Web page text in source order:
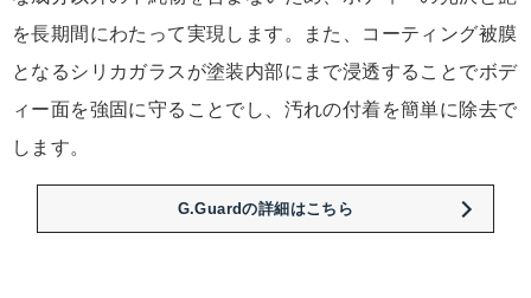
を長期間にわたって実現します。また、コーティング被膜
となるシリカガラスが塗装内部にまで浸透することでボデ
ィー面を強固に守ることでし、汚れの付着を簡単に除去で
します。
G.Guardの詳細はこちら